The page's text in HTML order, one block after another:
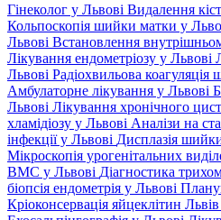
Гінеколог у Львові Видалення
Кольпоскопія шийки матки у
Львові Встановлення
Лікування ендометріозу у Львові
Львові Радіохвильова
Амбулаторне лікування у Львові
Львові Лікування хронічного
хламідіозу у Львові Аналізи на
інфекції у Львові Дисплазія
Мікроскопія урогенітальних
ВМС у Львові Діагностика
біопсія ендометрія у Львові
Кріоконсервація яйцеклітин Львів